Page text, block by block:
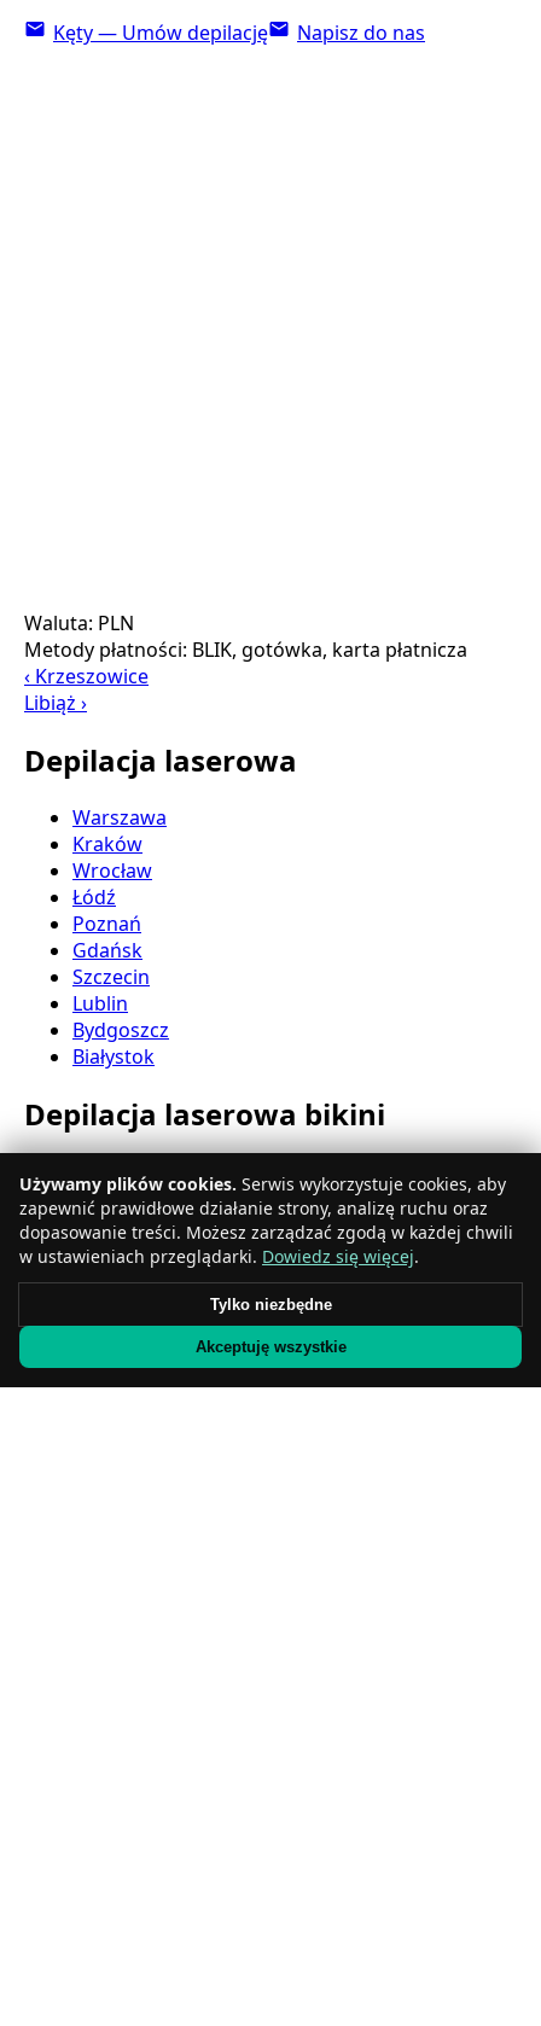
Kęty — Umów depilację
Napisz do nas
Waluta: PLN
Metody płatności: BLIK, gotówka, karta płatnicza
‹ Krzeszowice
Libiąż ›
Depilacja laserowa
Warszawa
Kraków
Wrocław
Łódź
Poznań
Gdańsk
Szczecin
Lublin
Bydgoszcz
Białystok
Depilacja laserowa bikini
Katowice
Gdynia
Częstochowa
Radom
Rzeszów
Sosnowiec
Gliwice
Używamy plików cookies. Serwis wykorzystuje cookies, aby
zapewnić prawidłowe działanie strony, analizę ruchu oraz
dopasowanie treści. Możesz zarządzać zgodą w każdej chwili
w ustawieniach przeglądarki. Dowiedz się więcej.
Tylko niezbędne
Akceptuję wszystkie